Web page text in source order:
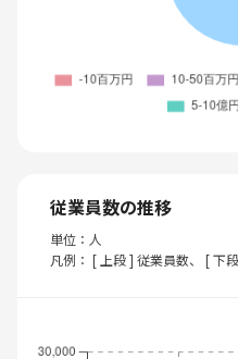
従業員数の推移
単位：人
凡例： [ 上段 ] 従業員数、 [ 下